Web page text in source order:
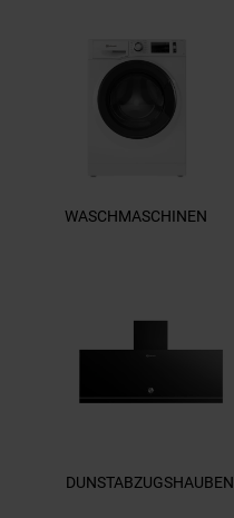
WASCHMASCHINEN
DUNSTABZUGSHAUBEN